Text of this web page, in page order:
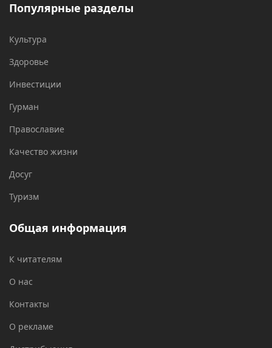
Популярные разделы
Культура
Здоровье
Инвестиции
Гурман
Православие
Качество жизни
Досуг
Туризм
Общая информация
К читателям
О нас
Контакты
О рекламе